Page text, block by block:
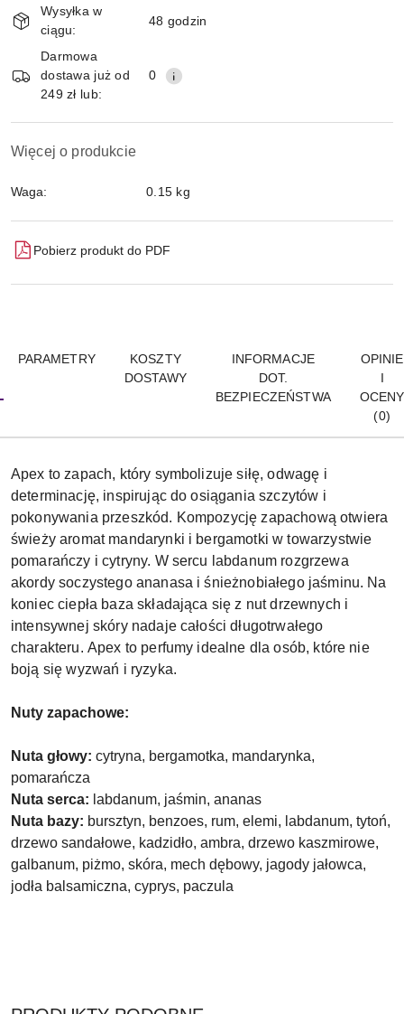
Wysyłka w
ciągu:
48 godzin
Darmowa
dostawa już od
249 zł lub:
0
Więcej o produkcie
Waga: 0.15 kg
Pobierz produkt do PDF
PARAMETRY
KOSZTY
DOSTAWY
INFORMACJE
DOT.
BEZPIECZEŃSTWA
OPINIE
I
OCENY
(0)
Apex to zapach, który symbolizuje siłę, odwagę i
determinację, inspirując do osiągania szczytów i
pokonywania przeszkód. Kompozycję zapachową otwiera
świeży aromat mandarynki i bergamotki w towarzystwie
pomarańczy i cytryny. W sercu labdanum rozgrzewa
akordy soczystego ananasa i śnieżnobiałego jaśminu. Na
koniec ciepła baza składająca się z nut drzewnych i
intensywnej skóry nadaje całości długotrwałego
charakteru. Apex to perfumy idealne dla osób, które nie
boją się wyzwań i ryzyka.
Nuty zapachowe:
Nuta głowy: cytryna, bergamotka, mandarynka,
pomarańcza
Nuta serca: labdanum, jaśmin, ananas
Nuta bazy: bursztyn, benzoes, rum, elemi, labdanum, tytoń,
drzewo sandałowe, kadzidło, ambra, drzewo kaszmirowe,
galbanum, piżmo, skóra, mech dębowy, jagody jałowca,
jodła balsamiczna, cyprys, paczula